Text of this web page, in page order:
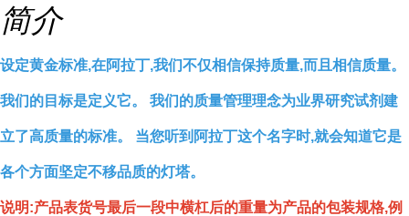
简介
设定黄金标准,在阿拉丁,我们不仅相信保持质量,而且相信质量。
我们的目标是定义它。 我们的质量管理理念为业界研究试剂建
立了高质量的标准。 当您听到阿拉丁这个名字时,就会知道它是
各个方面坚定不移品质的灯塔。
说明:产品表货号最后一段中横杠后的重量为产品的包装规格,例